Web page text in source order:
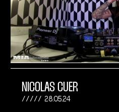
NICOLAS CUER
28.05.24